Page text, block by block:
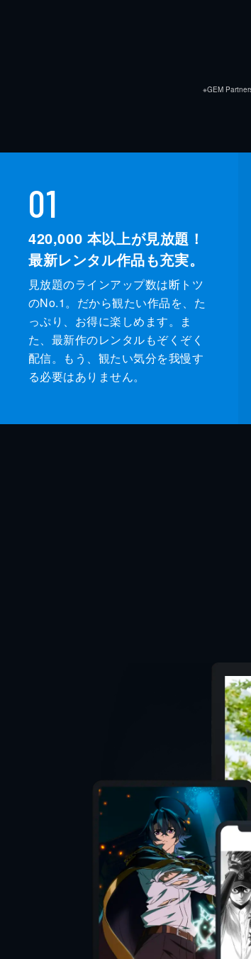
※GEM
01
420,000 本以上が見放題！
最新レンタル作品も充実。
見放題のラインアップ数は断トツ
のNo.1。だから観たい作品を、た
っぷり、お得に楽しめます。ま
た、最新作のレンタルもぞくぞく
配信。もう、観たい気分を我慢す
る必要はありません。